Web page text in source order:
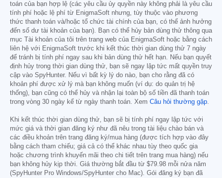
toán của bạn hợp lệ (các yêu cầu ủy quyền này không phải là yêu cầu
tính phí hoặc lệ phí từ EnigmaSoft nhưng, tùy thuộc vào phương
thức thanh toán và/hoặc tổ chức tài chính của bạn, có thể ảnh hưởng
đến số dư tài khoản của bạn). Bạn có thể hủy bản dùng thử thông qua
mục Tài khoản của tôi trên trang web của EnigmaSoft hoặc bằng cách
liên hệ với EnigmaSoft trước khi kết thúc thời gian dùng thử 7 ngày
để tránh bị tính phí ngay sau khi bản dùng thử hết hạn. Nếu bạn quyết
định hủy trong thời gian dùng thử, bạn sẽ ngay lập tức mất quyền truy
cập vào SpyHunter. Nếu vì bất kỳ lý do nào, bạn cho rằng đã có
khoản phí được xử lý mà bạn không muốn (ví dụ: do quản trị hệ
thống), bạn cũng có thể hủy và nhận lại toàn bộ số tiền đã thanh toán
trong vòng 30 ngày kể từ ngày thanh toán. Xem Câu hỏi thường gặp.
Khi kết thúc thời gian dùng thử, bạn sẽ bị tính phí ngay lập tức với
mức giá và thời gian đăng ký như đã nêu trong tài liệu chào bán và
các điều khoản trên trang đăng ký/mua hàng (được tích hợp vào đây
bằng cách tham chiếu; giá cả có thể khác nhau tùy theo quốc gia
hoặc chương trình khuyến mãi theo chi tiết trên trang mua hàng) nếu
bạn không hủy kịp thời. Giá thường bắt đầu từ $79.98 mỗi nửa năm
(SpyHunter Pro Windows/SpyHunter cho Mac). Gói đăng ký bạn đã